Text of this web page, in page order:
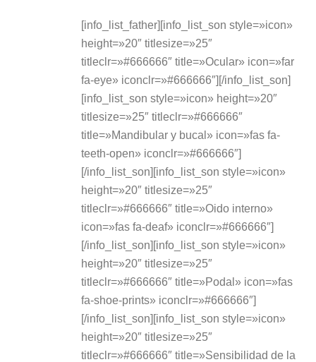
[info_list_father][info_list_son style=»icon»
height=»20″ titlesize=»25″
titleclr=»#666666″ title=»Ocular» icon=»far
fa-eye» iconclr=»#666666″][/info_list_son]
[info_list_son style=»icon» height=»20″
titlesize=»25″ titleclr=»#666666″
title=»Mandibular y bucal» icon=»fas fa-
teeth-open» iconclr=»#666666″]
[/info_list_son][info_list_son style=»icon»
height=»20″ titlesize=»25″
titleclr=»#666666″ title=»Oido interno»
icon=»fas fa-deaf» iconclr=»#666666″]
[/info_list_son][info_list_son style=»icon»
height=»20″ titlesize=»25″
titleclr=»#666666″ title=»Podal» icon=»fas
fa-shoe-prints» iconclr=»#666666″]
[/info_list_son][info_list_son style=»icon»
height=»20″ titlesize=»25″
titleclr=»#666666″ title=»Sensibilidad de la